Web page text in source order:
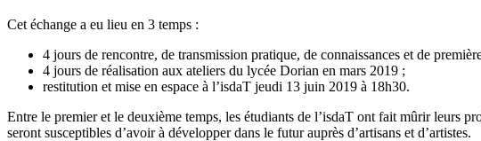
Cet échange a eu lieu en 3 temps :
4 jours de rencontre, de transmission pratique, de connaissances et de
4 jours de réalisation aux ateliers du lycée Dorian en mars 2019 ;
restitution et mise en espace à l’isdaT jeudi 13 juin 2019 à 18h30.
Entre le premier et le deuxième temps, les étudiants de l’isdaT ont fait mûrir leurs
seront susceptibles d’avoir à développer dans le futur auprès d’artisans et d’artistes.